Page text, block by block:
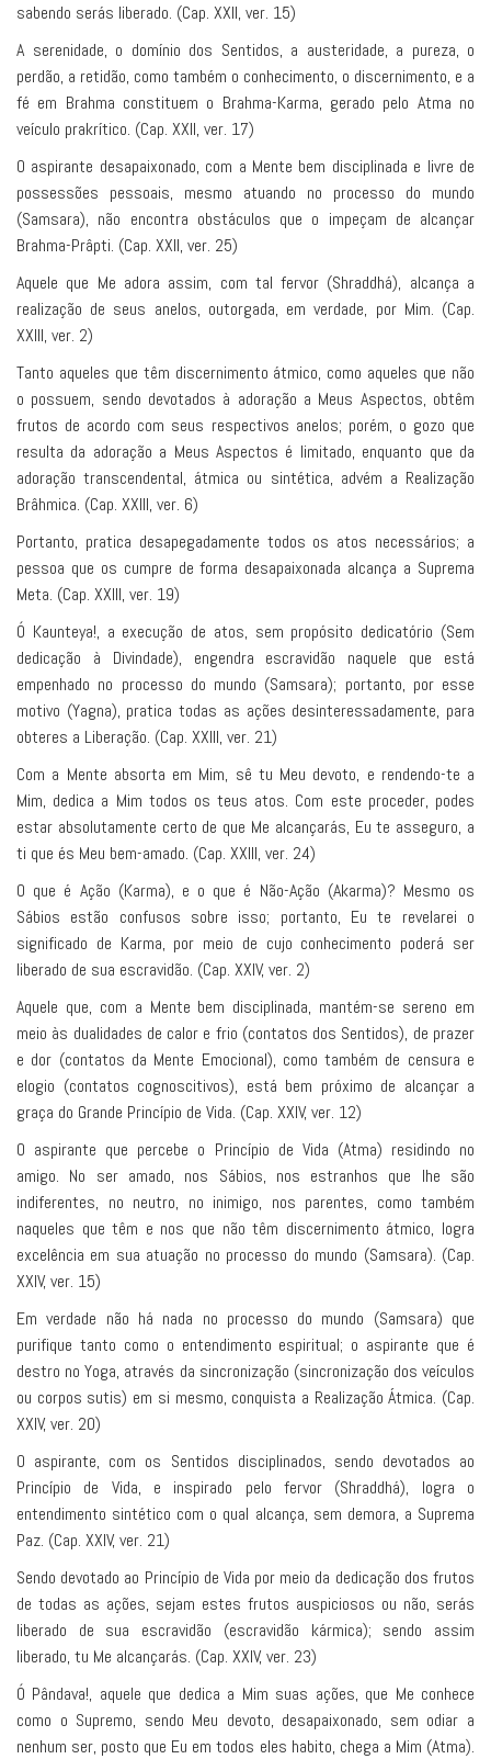
sabendo serás liberado. (Cap. XXII, ver. 15)
A serenidade, o domínio dos Sentidos, a austeridade, a pureza, o
perdão, a retidão, como também o conhecimento, o discernimento, e a
fé em Brahma constituem o Brahma-Karma, gerado pelo Atma no
veículo prakrítico. (Cap. XXII, ver. 17)
O aspirante desapaixonado, com a Mente bem disciplinada e livre de
possessões pessoais, mesmo atuando no processo do mundo
(Samsara), não encontra obstáculos que o impeçam de alcançar
Brahma-Prâpti. (Cap. XXII, ver. 25)
Aquele que Me adora assim, com tal fervor (Shraddhá), alcança a
realização de seus anelos, outorgada, em verdade, por Mim. (Cap.
XXIII, ver. 2)
Tanto aqueles que têm discernimento átmico, como aqueles que não
o possuem, sendo devotados à adoração a Meus Aspectos, obtêm
frutos de acordo com seus respectivos anelos; porém, o gozo que
resulta da adoração a Meus Aspectos é limitado, enquanto que da
adoração transcendental, átmica ou sintética, advém a Realização
Brâhmica. (Cap. XXIII, ver. 6)
Portanto, pratica desapegadamente todos os atos necessários; a
pessoa que os cumpre de forma desapaixonada alcança a Suprema
Meta. (Cap. XXIII, ver. 19)
Ó Kaunteya!, a execução de atos, sem propósito dedicatório (Sem
dedicação à Divindade), engendra escravidão naquele que está
empenhado no processo do mundo (Samsara); portanto, por esse
motivo (Yagna), pratica todas as ações desinteressadamente, para
obteres a Liberação. (Cap. XXIII, ver. 21)
Com a Mente absorta em Mim, sê tu Meu devoto, e rendendo-te a
Mim, dedica a Mim todos os teus atos. Com este proceder, podes
estar absolutamente certo de que Me alcançarás, Eu te asseguro, a
ti que és Meu bem-amado. (Cap. XXIII, ver. 24)
O que é Ação (Karma), e o que é Não-Ação (Akarma)? Mesmo os
Sábios estão confusos sobre isso; portanto, Eu te revelarei o
significado de Karma, por meio de cujo conhecimento poderá ser
liberado de sua escravidão. (Cap. XXIV, ver. 2)
Aquele que, com a Mente bem disciplinada, mantém-se sereno em
meio às dualidades de calor e frio (contatos dos Sentidos), de prazer
e dor (contatos da Mente Emocional), como também de censura e
elogio (contatos cognoscitivos), está bem próximo de alcançar a
graça do Grande Princípio de Vida. (Cap. XXIV, ver. 12)
O aspirante que percebe o Princípio de Vida (Atma) residindo no
amigo. No ser amado, nos Sábios, nos estranhos que lhe são
indiferentes, no neutro, no inimigo, nos parentes, como também
naqueles que têm e nos que não têm discernimento átmico, logra
excelência em sua atuação no processo do mundo (Samsara). (Cap.
XXIV, ver. 15)
Em verdade não há nada no processo do mundo (Samsara) que
purifique tanto como o entendimento espiritual; o aspirante que é
destro no Yoga, através da sincronização (sincronização dos veículos
ou corpos sutis) em si mesmo, conquista a Realização Átmica. (Cap.
XXIV, ver. 20)
O aspirante, com os Sentidos disciplinados, sendo devotados ao
Princípio de Vida, e inspirado pelo fervor (Shraddhá), logra o
entendimento sintético com o qual alcança, sem demora, a Suprema
Paz. (Cap. XXIV, ver. 21)
Sendo devotado ao Princípio de Vida por meio da dedicação dos frutos
de todas as ações, sejam estes frutos auspiciosos ou não, serás
liberado de sua escravidão (escravidão kármica); sendo assim
liberado, tu Me alcançarás. (Cap. XXIV, ver. 23)
Ó Pândava!, aquele que dedica a Mim suas ações, que Me conhece
como o Supremo, sendo Meu devoto, desapaixonado, sem odiar a
nenhum ser, posto que Eu em todos eles habito, chega a Mim (Atma).